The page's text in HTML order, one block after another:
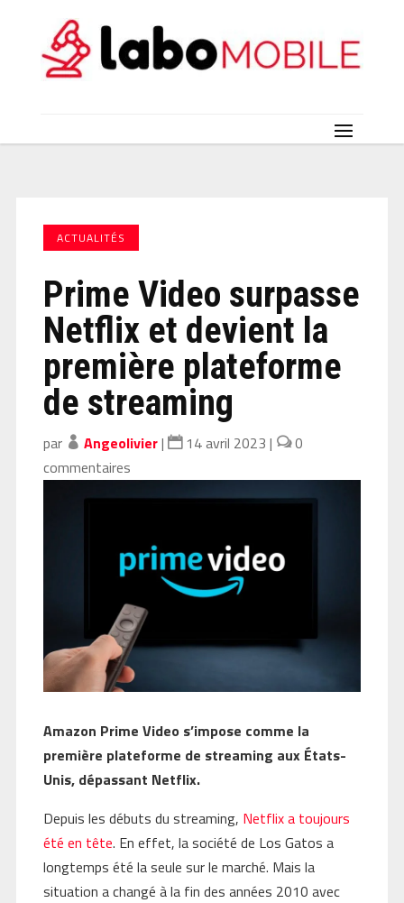
ACTUALITÉS
Prime Video surpasse
Netflix et devient la
première plateforme
de streaming
par Angeolivier| 14 avril 2023 |
0
commentaires
Amazon Prime Video s’impose comme la
première plateforme de streaming aux États-
Unis, dépassant Netflix.
Depuis les débuts du streaming, Netflix a toujours
été en tête. En effet, la société de Los Gatos a
longtemps été la seule sur le marché. Mais la
situation a changé à la fin des années 2010 avec